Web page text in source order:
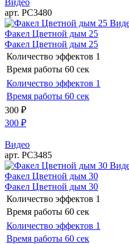
арт. РС3480
Факел Цветной дым 25
Факел Цветной дым 25
Количество эффектов 1
Время работы 60 сек
Количество эффектов 1
Время работы 60 сек
300 ₽
300 ₽
Видео
арт. РС3485
Факел Цветной дым 30
Факел Цветной дым 30
Количество эффектов 1
Время работы 60 сек
Количество эффектов 1
Время работы 60 сек